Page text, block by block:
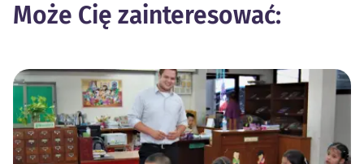
Może Cię zainteresować: